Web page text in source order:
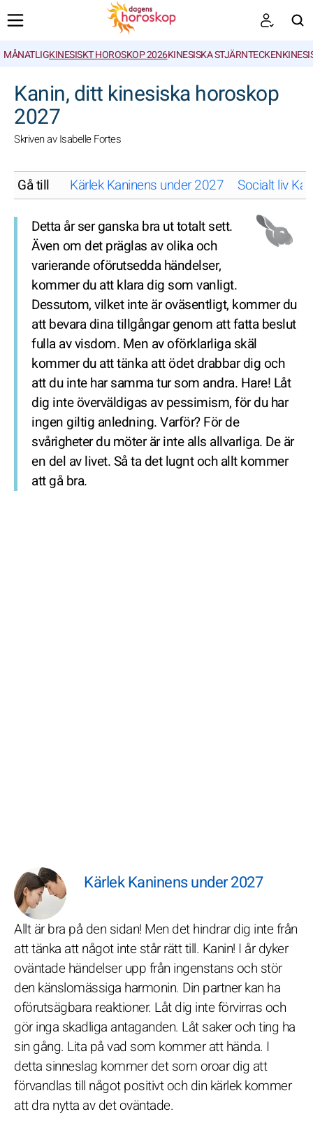
MÅNATLIGKINESISKT HOROSKOP 2026KINESISKA STJÄRNTECKEN
Kanin, ditt kinesiska horoskop
2027
Skriven av Isabelle Fortes
Gå till Kärlek Kaninens under 2027 Socialt liv
Detta år ser ganska bra ut totalt sett.
Även om det präglas av olika och
varierande oförutsedda händelser,
kommer du att klara dig som vanligt.
Dessutom, vilket inte är oväsentligt, kommer du
att bevara dina tillgångar genom att fatta beslut
fulla av visdom. Men av oförklarliga skäl
kommer du att tänka att ödet drabbar dig och
att du inte har samma tur som andra. Hare! Låt
dig inte överväldigas av pessimism, för du har
ingen giltig anledning. Varför? För de
svårigheter du möter är inte alls allvarliga. De är
en del av livet. Så ta det lugnt och allt kommer
att gå bra.
Kärlek Kaninens under 2027
Allt är bra på den sidan! Men det hindrar dig inte från
att tänka att något inte står rätt till. Kanin! I år dyker
oväntade händelser upp från ingenstans och stör
den känslomässiga harmonin. Din partner kan ha
oförutsägbara reaktioner. Låt dig inte förvirras och
gör inga skadliga antaganden. Låt saker och ting ha
sin gång. Lita på vad som kommer att hända. I
detta sinneslag kommer det som oroar dig att
förvandlas till något positivt och din kärlek kommer
att dra nytta av det oväntade.